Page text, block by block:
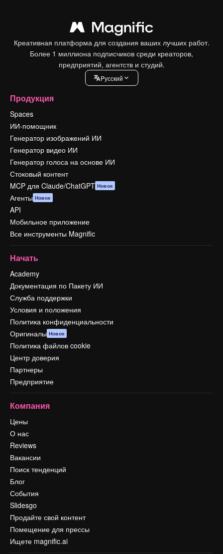
Креативная платформа для создания ваших лучших работ.
Более 1 миллиона подписчиков среди креаторов,
предприятий, агентств и студий.
Pусский
Продукция
Spaces
ИИ-помощник
Генератор изображений ИИ
Генератор видео ИИ
Генератор голоса на основе ИИ
Стоковый контент
MCP для Claude/ChatGPT Новое
Агенты Новое
API
Мобильное приложение
Все инструменты Magnific
Начать
Academy
Документация по Пакету ИИ
Служба поддержки
Условия и положения
Политика конфиденциальности
Оригиналы Новое
Политика файлов cookie
Центр доверия
Партнеры
Предприятие
Компания
Цены
О нас
Reviews
Вакансии
Поиск тенденций
Блог
События
Slidesgo
Продайте свой контент
Помещение для прессы
Ищете magnific.ai